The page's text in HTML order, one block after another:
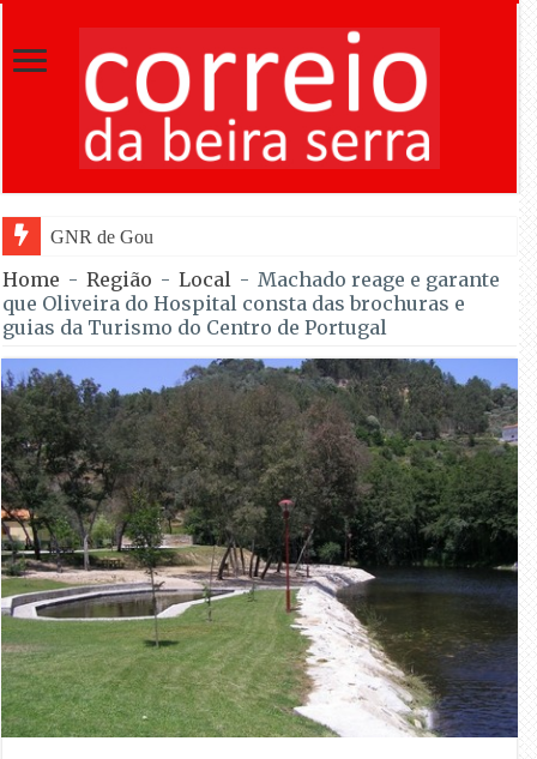
GNR de Gouveia desmantelou alegada rede de
Home - Região - Local - Machado reage e garante
que Oliveira do Hospital consta das brochuras e
guias da Turismo do Centro de Portugal